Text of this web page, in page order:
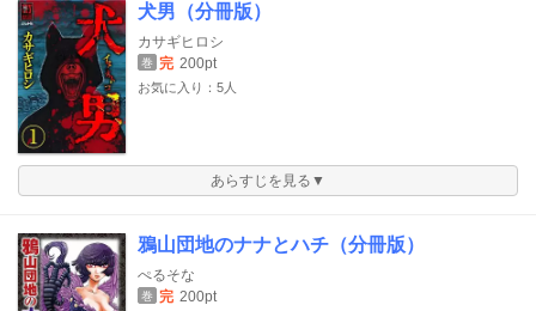
犬男（分冊版）
カサギヒロシ
巻 完 200pt
お気に入り：5人
あらすじを見る▼
鴉山団地のナナとハチ（分冊版）
ぺるそな
巻 完 200pt